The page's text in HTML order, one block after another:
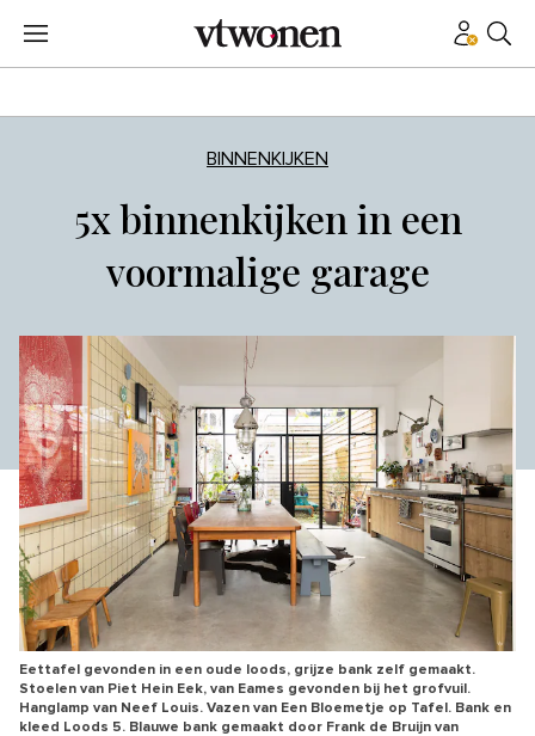
BINNENKIJKEN
5x binnenkijken in een
voormalige garage
Eettafel gevonden in een oude loods, grijze bank zelf gemaakt.
Stoelen van Piet Hein Eek, van Eames gevonden bij het grofvuil.
Hanglamp van Neef Louis. Vazen van Een Bloemetje op Tafel. Bank en
kleed Loods 5. Blauwe bank gemaakt door Frank de Bruijn van